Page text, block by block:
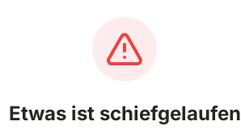
Etwas ist schiefgelaufen